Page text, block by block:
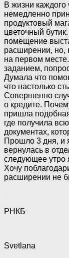
В жизни каждого
немедленно
продуктовый
цветочный
помещение
расширении, но,
на первом
заданием,
Думала что
что настолько
Совершенно
о кредите.
пришла
где получила
документах,
Прошло 3 дня, и
вернулась в
следующее утро
Хочу
расширении не
РНКБ
Svetlana